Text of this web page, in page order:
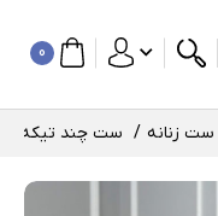
0
ست زنانه ست چند تیکه